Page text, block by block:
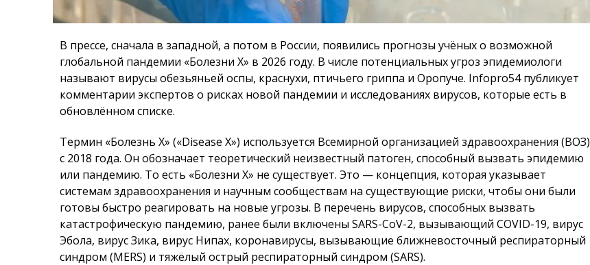
В прессе, сначала в западной, а потом в России, появились прогнозы учёных о возможной
глобальной пандемии «Болезни X» в 2026 году. В числе потенциальных угроз эпидемиологи
называют вирусы обезьяньей оспы, краснухи, птичьего гриппа и Оропуче. Infopro54публикует
комментарии экспертов о рисках новой пандемии и исследованиях вирусов, которые есть в
обновлённом списке.
Термин «Болезнь X» («Disease X») используется Всемирной организацией здравоохранения (ВОЗ)
с 2018 года. Он обозначает теоретический неизвестный патоген, способный вызвать эпидемию
или пандемию. То есть «Болезни X» не существует. Это — концепция, которая указывает
системам здравоохранения и научным сообществам на существующие риски, чтобы они были
готовы быстро реагировать на новые угрозы. В перечень вирусов, способных вызвать
катастрофическую пандемию, ранее были включены SARS-CoV-2, вызывающий COVID-19, вирус
Эбола, вирус Зика, вирус Нипах, коронавирусы, вызывающие ближневосточный респираторный
синдром (MERS) и тяжёлый острый респираторный синдром (SARS).